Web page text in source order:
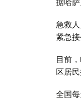
据哈
急救
紧急
目前
区居
全国